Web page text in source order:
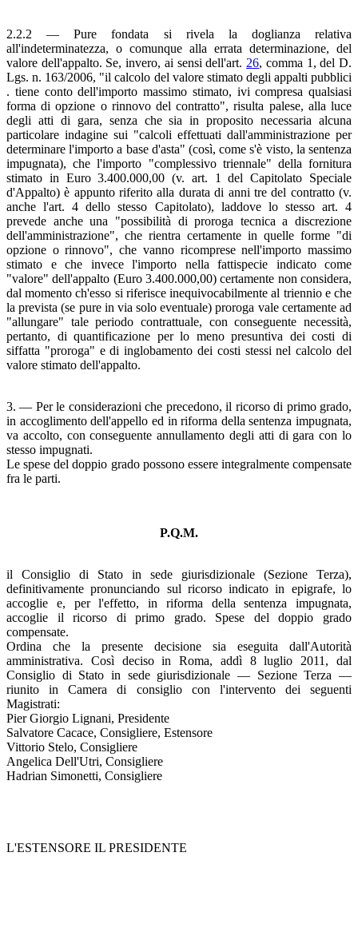
2.2.2 — Pure fondata si rivela la doglianza relativa
all'indeterminatezza, o comunque alla errata determinazione, del
valore dell'appalto. Se, invero, ai sensi dell'art. 26, comma 1, del D.
Lgs. n. 163/2006, "il calcolo del valore stimato degli appalti pubblici
. tiene conto dell'importo massimo stimato, ivi compresa qualsiasi
forma di opzione o rinnovo del contratto", risulta palese, alla luce
degli atti di gara, senza che sia in proposito necessaria alcuna
particolare indagine sui "calcoli effettuati dall'amministrazione per
determinare l'importo a base d'asta" (così, come s'è visto, la sentenza
impugnata), che l'importo "complessivo triennale" della fornitura
stimato in Euro 3.400.000,00 (v. art. 1 del Capitolato Speciale
d'Appalto) è appunto riferito alla durata di anni tre del contratto (v.
anche l'art. 4 dello stesso Capitolato), laddove lo stesso art. 4
prevede anche una "possibilità di proroga tecnica a discrezione
dell'amministrazione", che rientra certamente in quelle forme "di
opzione o rinnovo", che vanno ricomprese nell'importo massimo
stimato e che invece l'importo nella fattispecie indicato come
"valore" dell'appalto (Euro 3.400.000,00) certamente non considera,
dal momento ch'esso si riferisce inequivocabilmente al triennio e che
la prevista (se pure in via solo eventuale) proroga vale certamente ad
"allungare" tale periodo contrattuale, con conseguente necessità,
pertanto, di quantificazione per lo meno presuntiva dei costi di
siffatta "proroga" e di inglobamento dei costi stessi nel calcolo del
valore stimato dell'appalto.
3. — Per le considerazioni che precedono, il ricorso di primo grado,
in accoglimento dell'appello ed in riforma della sentenza impugnata,
va accolto, con conseguente annullamento degli atti di gara con lo
stesso impugnati.
Le spese del doppio grado possono essere integralmente compensate
fra le parti.
P.Q.M.
il Consiglio di Stato in sede giurisdizionale (Sezione Terza),
definitivamente pronunciando sul ricorso indicato in epigrafe, lo
accoglie e, per l'effetto, in riforma della sentenza impugnata,
accoglie il ricorso di primo grado. Spese del doppio grado
compensate.
Ordina che la presente decisione sia eseguita dall'Autorità
amministrativa. Così deciso in Roma, addì 8 luglio 2011, dal
Consiglio di Stato in sede giurisdizionale — Sezione Terza —
riunito in Camera di consiglio con l'intervento dei seguenti
Magistrati:
Pier Giorgio Lignani, Presidente
Salvatore Cacace, Consigliere, Estensore
Vittorio Stelo, Consigliere
Angelica Dell'Utri, Consigliere
Hadrian Simonetti, Consigliere
L'ESTENSORE IL PRESIDENTE